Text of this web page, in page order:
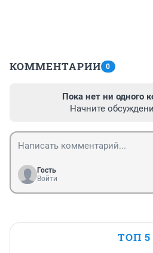
КОММЕНТАРИИ 0
Пока нет ни одного
Начните
Гость
Войти
ТОП 5